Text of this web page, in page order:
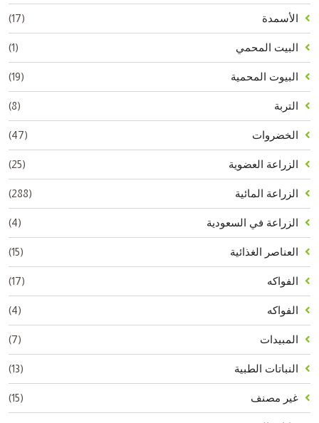
الأسمدة (17)
البيت المحمي (1)
البيوت المحمية (19)
التربة (8)
الخضروات (47)
الزراعة العضوية (25)
الزراعة المائية (288)
الزراعة في السعودية (4)
العناصر الغذائية (15)
الفواكه (17)
الفواكه (4)
المبيدات (7)
النباتات الطبية (13)
غير مصنف (15)